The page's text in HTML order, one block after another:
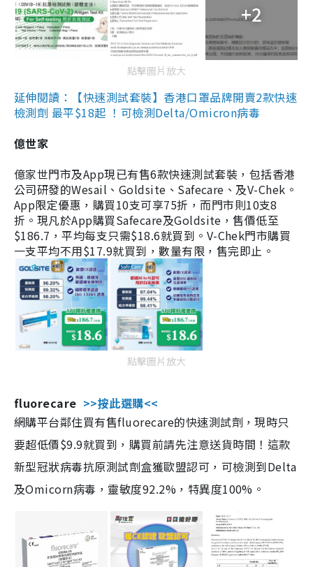
+2
點擊圖片放大
延伸閱讀：【快速測試套裝】香港口罩品牌開賣2款快速
檢測劑 最平$18起 ！可檢測Delta/Omicron病毒
億世家
億家世門市及App現已有售6款快速測試套裝，包括香港
公司研發的Wesail、Goldsite、Safecare、及V-Chek。
App限定優惠，購買10支可享75折，而門市則10支8
折。現凡於App購買Safecare及Goldsite，售價低至
$186.7，平均每支只需$18.6就買到。V-Chek門市購買
一支平均不用$17.9就買到，數量有限，售完即止。
點擊圖片放大
fluorecare >>按此選購<<
網購平台鄰住買有售fluorecare的快速測試劑，現時只
要超低價$9.9就買到，購買前請先注意送貨時間！這款
新型冠狀病毒抗原測試劑盒獲歐盟認可，可檢測到Delta
及Omicorn病毒，靈敏度92.2%，特異度100%。